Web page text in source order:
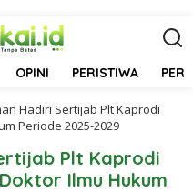
OPINI PERISTIWA
Hadiri Sertijab Plt Kaprodi
Periode 2025-2029
Plt Kaprodi
Ilmu Hukum